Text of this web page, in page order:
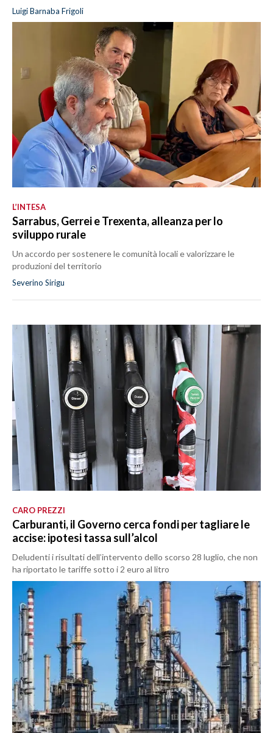
Luigi Barnaba Frigoli
L’INTESA
Sarrabus, Gerrei e Trexenta, alleanza per lo
sviluppo rurale
Un accordo per sostenere le comunità locali e valorizzare le
produzioni del territorio
Severino Sirigu
CARO PREZZI
Carburanti, il Governo cerca fondi per tagliare le
accise: ipotesi tassa sull’alcol
Deludenti i risultati dell’intervento dello scorso 28 luglio, che non
ha riportato le tariffe sotto i 2 euro al litro